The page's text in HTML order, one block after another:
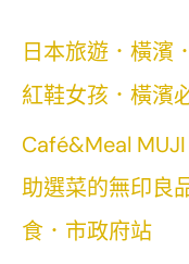
日本旅遊．橫濱
紅鞋女孩．橫濱
Café&Meal
助選菜的無印良
食．市政府站